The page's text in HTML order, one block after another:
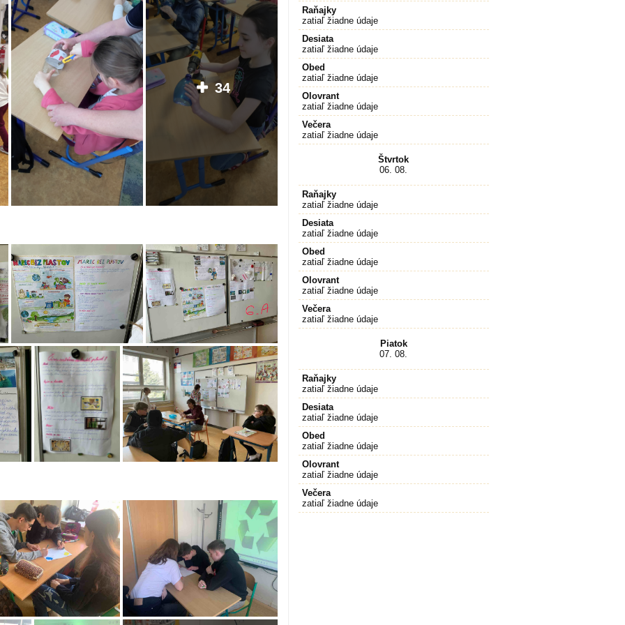
34
Raňajky
zatiaľ žiadne údaje
Desiata
zatiaľ žiadne údaje
Obed
zatiaľ žiadne údaje
Olovrant
zatiaľ žiadne údaje
Večera
zatiaľ žiadne údaje
Štvrtok
06. 08.
Raňajky
zatiaľ žiadne údaje
Desiata
zatiaľ žiadne údaje
Obed
zatiaľ žiadne údaje
Olovrant
zatiaľ žiadne údaje
Večera
zatiaľ žiadne údaje
Piatok
07. 08.
Raňajky
zatiaľ žiadne údaje
Desiata
zatiaľ žiadne údaje
Obed
zatiaľ žiadne údaje
Olovrant
zatiaľ žiadne údaje
Večera
zatiaľ žiadne údaje